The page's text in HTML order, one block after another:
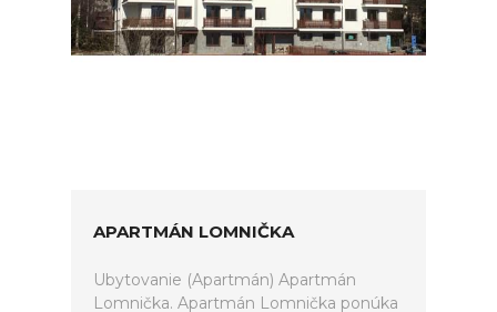
APARTMÁN LOMNIČKA
Ubytovanie (Apartmán) Apartmán
Lomnička. Apartmán Lomnička ponúka